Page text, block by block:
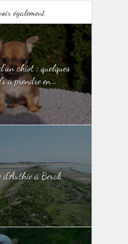
également
chiot : quelques
à prendre en...
à Berck